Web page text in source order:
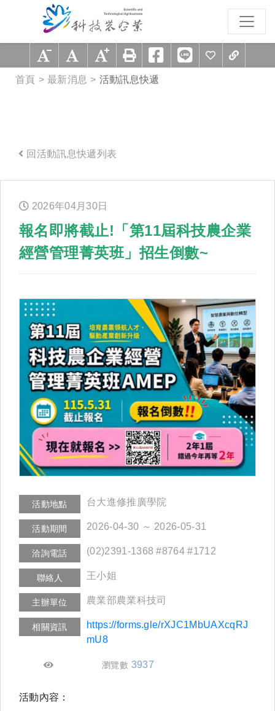
跳到主要內容區塊
首頁 最新消息 活動訊息快遞
回活動訊息快遞列表
2026年04月30日
報名即將截止!「第11屆科技農企業
經營管理菁英班」招生倒數~
活動地點 台大進修推廣學院
活動期間 2026-04-30 ～ 2026-05-31
洽詢電話 (02)2391-1368 #8764 #1712
聯絡人 王小姐
主辦單位 農業部農業科技司
相關資訊
https://forms.gle/rXJC1MbUAXcqRJ
mU8
瀏覽數 3937
活動內容：